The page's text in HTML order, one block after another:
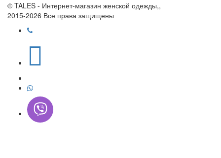
© TALES - Интернет-магазин женской одежды,,
2015-2026 Все права защищены